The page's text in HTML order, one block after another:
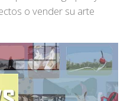
o vender su arte